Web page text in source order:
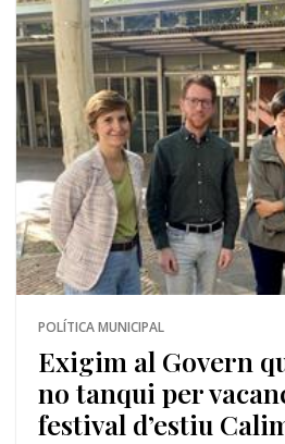
POLÍTICA MUNICIPAL
Exigim al Govern
no tanqui per
festival d’estiu